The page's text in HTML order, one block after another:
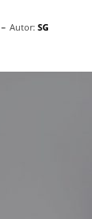
- Autor: SG